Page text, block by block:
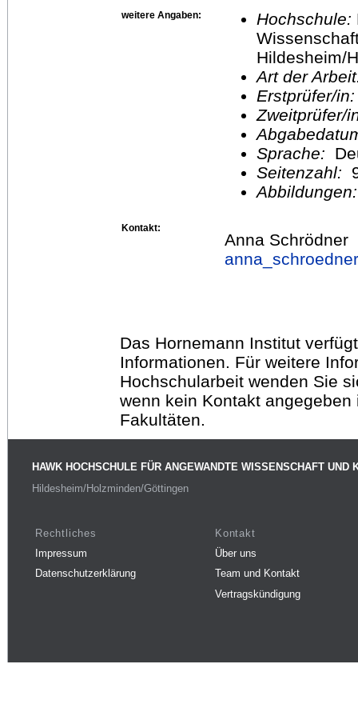
weitere Angaben: Hochschule:
Hildesheim/
Art der
Erstprüfer/
Sprache:
Seitenzahl:
Kontakt:
Anna Schrödner
Das Hornemann Institut
Informationen. Für weitere
Hochschularbeit wenden Sie
wenn kein Kontakt
Fakultäten.
HAWK HOCHSCHULE FÜR ANGEWANDTE WISSENSCHAFT UND
Hildesheim/Holzminden/Göttingen
Rechtliches
Impressum
Datenschutzerklärung
Kontakt
Über uns
Team und Kontakt
Vertragskündigung